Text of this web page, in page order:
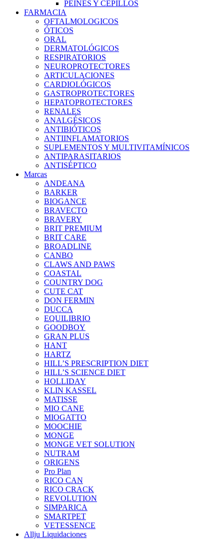
PEINES Y CEPILLOS
FARMACIA
OFTALMOLOGICOS
ÓTICOS
ORAL
DERMATOLÓGICOS
RESPIRATORIOS
NEUROPROTECTORES
ARTICULACIONES
CARDIOLÓGICOS
GASTROPROTECTORES
HEPATOPROTECTORES
RENALES
ANALGÉSICOS
ANTIBIÓTICOS
ANTIINFLAMATORIOS
SUPLEMENTOS Y MULTIVITAMÍNICOS
ANTIPARASITARIOS
ANTISÉPTICO
Marcas
ANDEANA
BARKER
BIOGANCE
BRAVECTO
BRAVERY
BRIT PREMIUM
BRIT CARE
BROADLINE
CANBO
CLAWS AND PAWS
COASTAL
COUNTRY DOG
CUTE CAT
DON FERMIN
DUCCA
EQUILIBRIO
GOODBOY
GRAN PLUS
HANT
HARTZ
HILL’S PRESCRIPTION DIET
HILL’S SCIENCE DIET
HOLLIDAY
KLIN KASSEL
MATISSE
MIO CANE
MIOGATTO
MOOCHIE
MONGE
MONGE VET SOLUTION
NUTRAM
ORIGENS
Pro Plan
RICO CAN
RICO CRACK
REVOLUTION
SIMPARICA
SMARTPET
VETESSENCE
Allju Liquidaciones